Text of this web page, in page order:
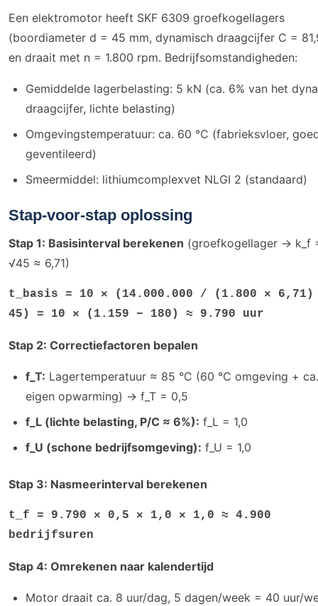
Een elektromotor heeft SKF 6309 groefkogellagers
(boordiameter d = 45 mm, dynamisch draagcijfer C =
en draait met n = 1.800 rpm. Bedrijfsomstandigheden:
Gemiddelde lagerbelasting: 5 kN (ca. 6% van het
draagcijfer, lichte belasting)
Omgevingstemperatuur: ca. 60 °C (fabrieksvloer,
geventileerd)
Smeermiddel: lithiumcomplexvet NLGI 2 (standaard)
Stap-voor-stap oplossing
Stap 1: Basisinterval berekenen (groefkogellager → k_f
√45 ≈ 6,71)
t_basis = 10 × (14.000.000 / (1.800 ×
45) = 10 × (1.159 − 180) ≈ 9.790 uur
Stap 2: Correctiefactoren bepalen
f_T: Lagertemperatuur ≈ 85 °C (60 °C omgeving +
eigen opwarming) → f_T = 0,5
f_L (lichte belasting, P/C ≈ 6%): f_L = 1,0
f_U (schone bedrijfsomgeving): f_U = 1,0
Stap 3: Nasmeerinterval berekenen
t_f = 9.790 × 0,5 × 1,0 × 1,0 ≈ 4.900
bedrijfsuren
Stap 4: Omrekenen naar kalendertijd
Motor draait ca. 8 uur/dag, 5 dagen/week = 40 uur/